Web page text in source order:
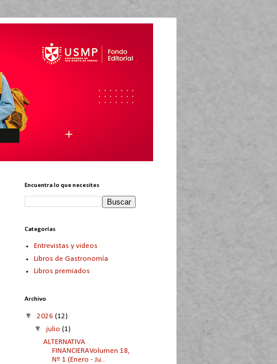
Encuentra lo que necesites
Categorías
Entrevistas y videos
Libros de Gastronomía
Libros premiados
Archivo
▼ 2026 (12)
▼ julio (1)
ALTERNATIVA
FINANCIERAVolumen 18,
Nº 1 (Enero - Ju...